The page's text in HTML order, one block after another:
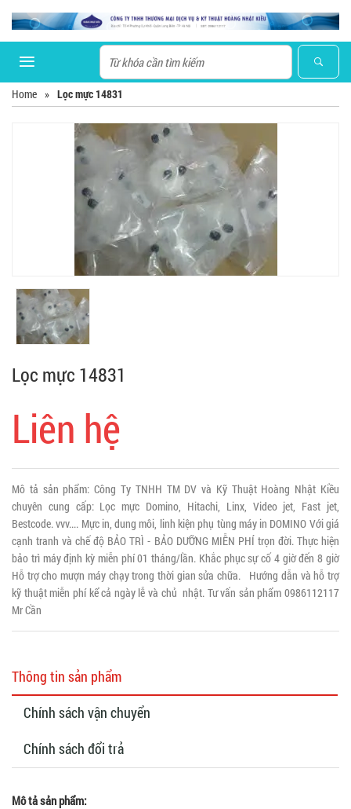
Home » Lọc mực 14831
Lọc mực 14831
Liên hệ
Mô tả sản phẩm: Công Ty TNHH TM DV và Kỹ Thuật Hoàng Nhật Kiều
chuyên cung cấp: Lọc mực Domino, Hitachi, Linx, Video jet, Fast jet,
Bestcode. vvv.... Mực in, dung môi, linh kiện phụ tùng máy in DOMINO Với giá
cạnh tranh và chế độ BẢO TRÌ - BẢO DƯỠNG MIỄN PHÍ trọn đời. Thực hiện
bảo trì máy định kỳ miễn phí 01 tháng/lần. Khắc phục sự cố 4 giờ đến 8 giờ
Hỗ trợ cho mượn máy chạy trong thời gian sửa chữa. Hướng dẫn và hỗ trợ
kỹ thuật miễn phí kể cả ngày lễ và chủ nhật. Tư vấn sản phẩm 0986112117
Mr Cần
Thông tin sản phẩm
Chính sách vận chuyển
Chính sách đổi trả
Mô tả sản phẩm: